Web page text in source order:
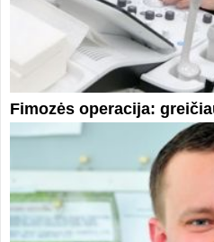
Fimozės operacija: